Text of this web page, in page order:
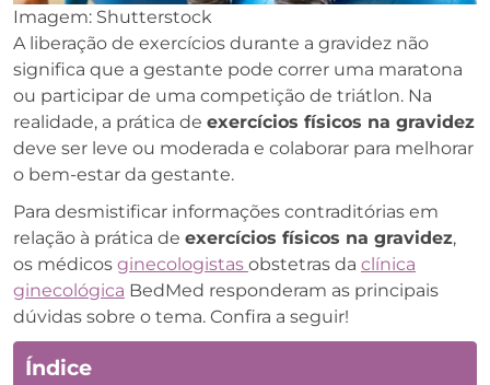
Imagem: Shutterstock
A liberação de exercícios durante a gravidez não
significa que a gestante pode correr uma maratona
ou participar de uma competição de triátlon. Na
realidade, a prática de exercícios físicos na gravidez
deve ser leve ou moderada e colaborar para melhorar
o bem-estar da gestante.
Para desmistificar informações contraditórias em
relação à prática de exercícios físicos na gravidez,
os médicos ginecologistas obstetras da clínica
ginecológica BedMed responderam as principais
dúvidas sobre o tema. Confira a seguir!
Índice